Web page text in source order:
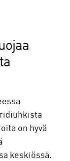
on hyvä
keskiössä.